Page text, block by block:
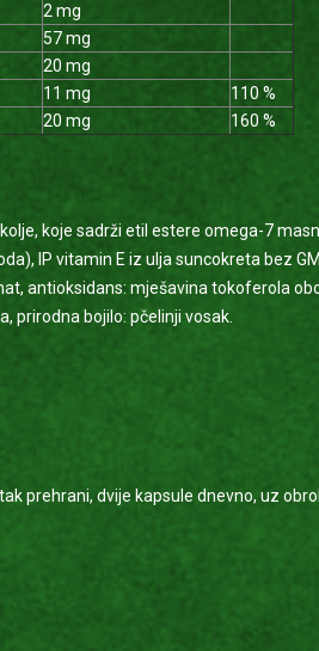
2 mg
57 mg
20 mg
11 mg
110 %
20 mg
160 %
koje sadrži etil estere omega-7
IP vitamin E iz ulja suncokreta bez
antioksidans: mješavina tokoferola
prirodna bojilo: pčelinji vosak.
prehrani, dvije kapsule dnevno, uz